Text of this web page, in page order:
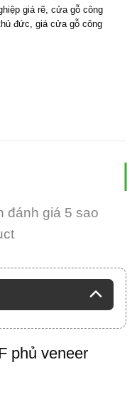
giá rẽ, cửa gỗ công
đức, giá cửa gỗ công
đánh giá 5 sao
phủ veneer